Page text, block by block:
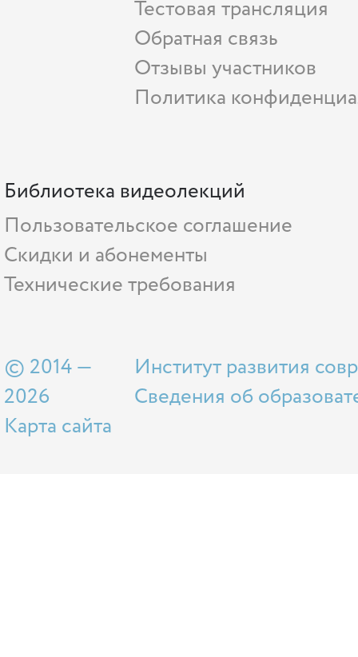
Тестовая трансляция
Обратная связь
Отзывы участников
Политика
Библиотека видеолекций
Пользовательское соглашение
Скидки и абонементы
Технические требования
© 2014 —
2026
Карта сайта
Институт развития
Сведения об